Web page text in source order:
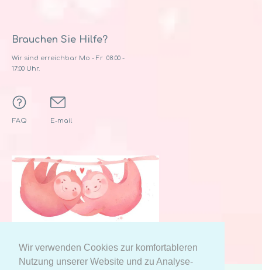
Wir verwenden Cookies zur komfortableren
Nutzung unserer Website und zu Analyse-
Brauchen Sie Hilfe?
Wir sind erreichbar Mo - Fr 08:00 -
17:00 Uhr.
FAQ E-mail